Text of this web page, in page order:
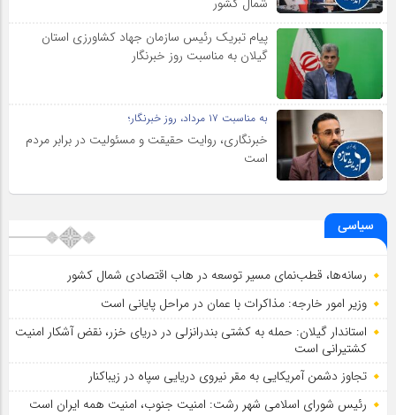
پیام تبریک رئیس سازمان جهاد کشاورزی استان
گیلان به‌ مناسبت روز خبرنگار
به مناسبت ۱۷ مرداد، روز خبرنگار؛
خبرنگاری، روایت حقیقت و مسئولیت‌ در برابر مردم
است
سیاسی
رسانه‌ها، قطب‌نمای مسیر توسعه در هاب اقتصادی شمال كشور
وزیر امور خارجه: مذاکرات با عمان در مراحل پایانی است
استاندار گیلان: حمله به کشتی بندرانزلی در دریای خزر، نقض آشکار امنیت
کشتیرانی است
تجاوز دشمن آمریکایی به مقر نیروی دریایی سپاه در زیباکنار
رئیس شورای اسلامي شهر رشت: امنیت جنوب، امنیت همه ایران است